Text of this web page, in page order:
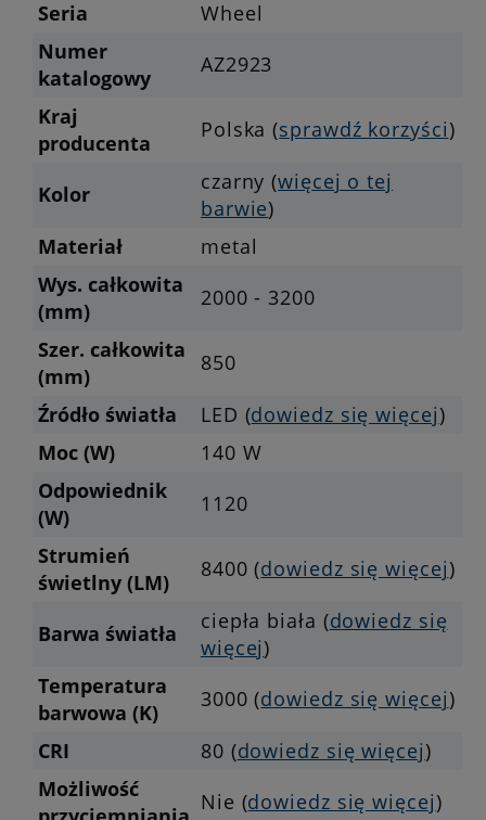
Seria
Wheel
Numer
katalogowy
AZ2923
Kraj
producenta
Polska (sprawdź korzyści)
Kolor czarny (więcej o tej
barwie)
Materiał
metal
Wys. całkowita
(mm)
2000 - 3200
Szer. całkowita
(mm)
850
Źródło światła
LED (dowiedz się więcej)
Moc (W)
140 W
Odpowiednik
(W)
1120
Strumień
świetlny (LM)
8400 (dowiedz się więcej)
Barwa światła ciepła biała (dowiedz się
więcej)
Temperatura
barwowa (K)
3000 (dowiedz się więcej)
CRI
80 (dowiedz się więcej)
Możliwość
Nie (dowiedz się więcej)